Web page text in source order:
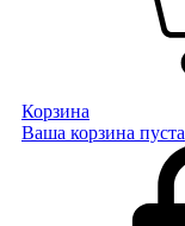
Корзина
Ваша корзина пуста